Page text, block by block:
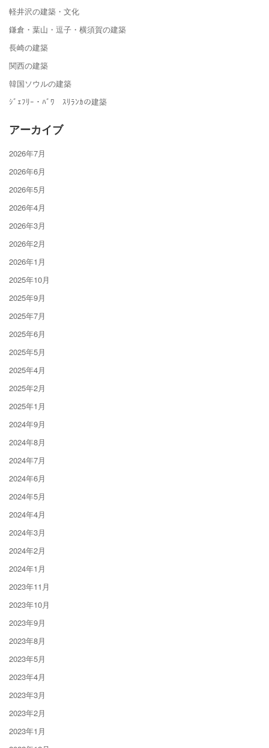
軽井沢の建築・文化
鎌倉・葉山・逗子・横須賀の建築
長崎の建築
関西の建築
韓国ソウルの建築
ｼﾞｪﾌﾘｰ・ﾊﾞﾜ ｽﾘﾗﾝｶの建築
アーカイブ
2026年7月
2026年6月
2026年5月
2026年4月
2026年3月
2026年2月
2026年1月
2025年10月
2025年9月
2025年7月
2025年6月
2025年5月
2025年4月
2025年2月
2025年1月
2024年9月
2024年8月
2024年7月
2024年6月
2024年5月
2024年4月
2024年3月
2024年2月
2024年1月
2023年11月
2023年10月
2023年9月
2023年8月
2023年5月
2023年4月
2023年3月
2023年2月
2023年1月